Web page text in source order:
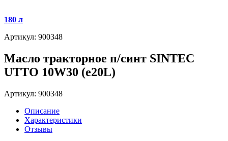
180 л
Артикул: 900348
Масло тракторное п/синт SINTEC
UTTO 10W30 (e20L)
Артикул: 900348
Описание
Характеристики
Отзывы